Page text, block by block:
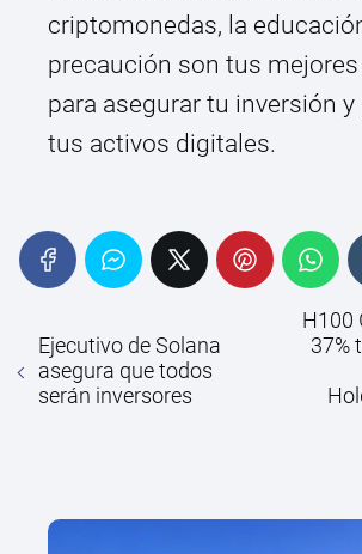
criptomonedas, la
precaución son tus
para asegurar tu inversión
tus activos digitales.
Ejecutivo de Solana
asegura que todos
serán inversores
H100
37%